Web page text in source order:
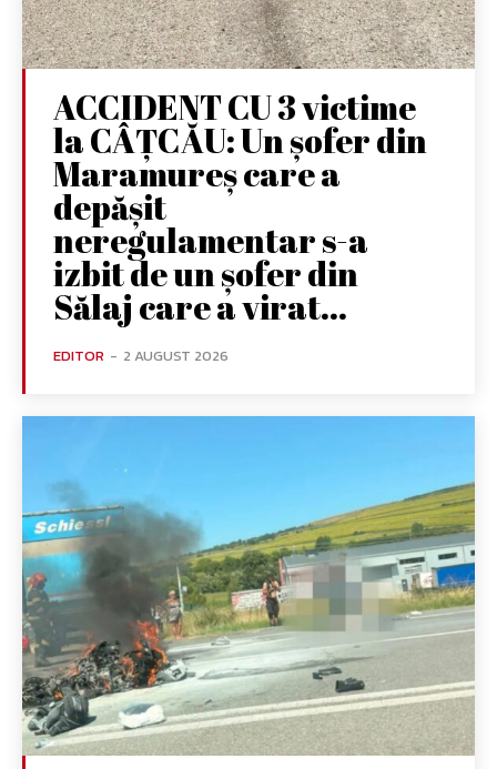
ACCIDENT CU 3 victime
la CÂȚCĂU: Un șofer din
Maramureș care a
depășit
neregulamentar s-a
izbit de un șofer din
Sălaj care a virat...
EDITOR - 2 AUGUST 2026